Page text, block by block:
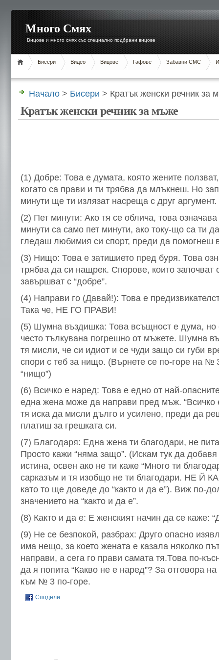
Много Смях
Вицове и много смях със специално подбрани вицове
Бисери Видео Вицове Гафове Забавни СМС
Начало > Бисери > Кратък женски речник за
Кратък женски речник за мъже
(1) Добре: Това е думата, която жените
когато са прави и ти трябва да млъкнеш. Но
минути ще ти излязат насреща с друг аргумент.
(2) Пет минути: Ако тя се облича, това
минути са само пет минути, ако току-що са ти
гледаш любимия си спорт, преди да помогнеш
(3) Нищо: Това е затишието пред буря. Това
трябва да си нащрек. Спорове, които започват
завършват с “добре”.
(4) Направи го (Давай!): Това е
Така че, НЕ ГО ПРАВИ!
(5) Шумна въздишка: Това всъщност е дума, но
често тълкувана погрешно от мъжете. Шумна
тя мисли, че си идиот и се чуди защо си губи
спори с теб за нищо. (Върнете се по-горе на №
“нищо”)
(6) Всичко е наред: Това е едно от най-
една жена може да направи пред мъж. “Всичко
тя иска да мисли дълго и усилено, преди да
платиш за грешката си.
(7) Благодаря: Една жена ти благодари, не
Просто кажи “няма защо”. (Искам тук да
истина, освен ако не ти каже “Много ти
сарказъм и тя изобщо не ти благодари. НЕ Й
като то ще доведе до “както и да е”). Виж по-
значението на “както и да е”.
(8) Както и да е: Е женският начин да се
(9) Не се безпокой, разбрах: Друго опасно
има нещо, за което жената е казала няколко
направи, а сега го прави самата тя.Това по-
да я попита “Какво не е наред”? За отговора
към № 3 по-горе.
Сподели